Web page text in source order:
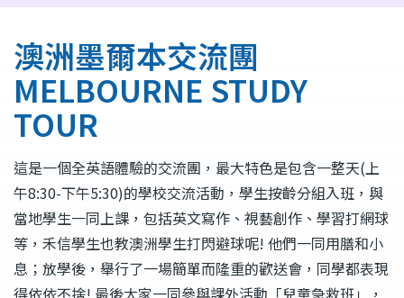
連
結
澳洲墨爾本交流團
MELBOURNE STUDY
TOUR
這是一個全英語體驗的交流團，最大特色是包含一整天(上
午8:30-下午5:30)的學校交流活動，學生按齡分組入班，與
當地學生一同上課，包括英文寫作、視藝創作、學習打網球
等，禾信學生也教澳洲學生打閃避球呢! 他們一同用膳和小
息；放學後，舉行了一場簡單而隆重的歡送會，同學都表現
得依依不捨! 最後大家一同參與課外活動「兒童急救班」，